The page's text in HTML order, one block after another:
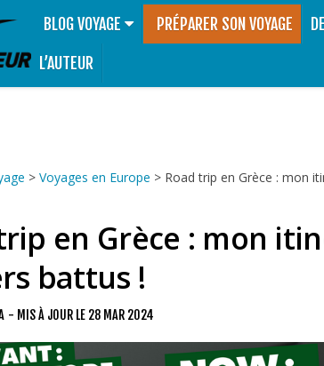
BLOG VOYAGE PRÉPARER SON VOYAGE
L’AUTEUR
> Voyages en Europe > Road trip en Grèce : mon
en Grèce : mon
battus !
- MIS À JOUR LE 28 MAR 2024